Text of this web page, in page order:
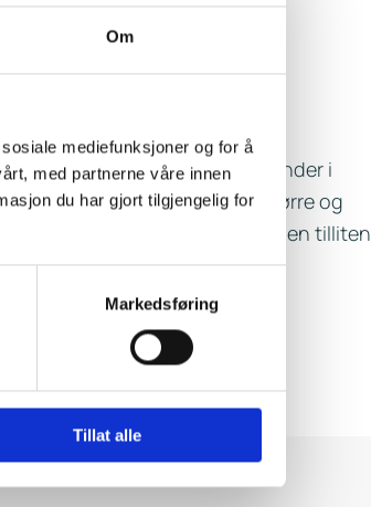
Om
mediefunksjoner og for å
med partnerne våre innen
du har gjort tilgjengelig for
Markedsføring
Tillat alle
har mange trofaste kunder i
våre tjenester til både større og
år. Vi setter stor pris på den tilliten
og vi takker for det.